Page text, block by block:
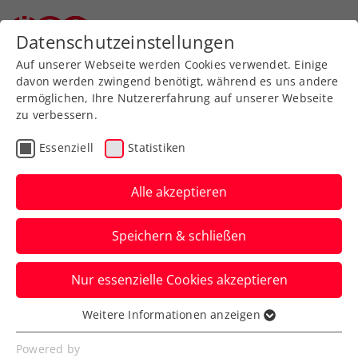
Zurück zur Newsübersicht
ATP
Misolic dank Aufholjagd
in Båstad-Viertelfinale
In Gstaad verglühten die österreichischen
Viertelfinal-Hoffnungen.
Verfasst von: , 20.07.2023
Datenschutzeinstellungen
Auf unserer Webseite werden Cookies verwendet. Einige
davon werden zwingend benötigt, während es uns andere
ermöglichen, Ihre Nutzererfahrung auf unserer Webseite
zu verbessern.
Essenziell Statistiken
Alle akzeptieren
Speichern & schließen
Nur essenzielle Cookies akzeptieren
Essenziell
Essenzielle Cookies werden für grundlegende
Weitere Informationen anzeigen
Powered by